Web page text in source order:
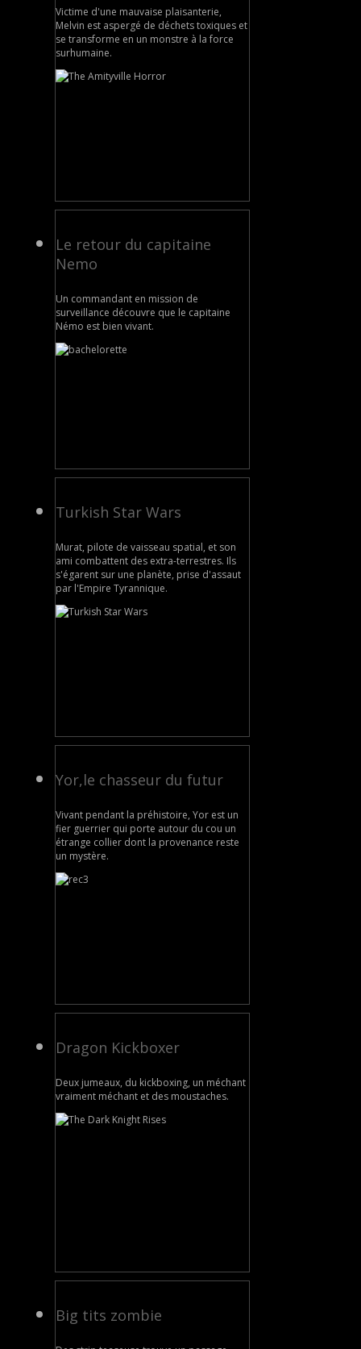
Victime d'une mauvaise plaisanterie,
Melvin est aspergé de déchets toxiques et
se transforme en un monstre à la force
surhumaine.
Le retour du capitaine
Nemo
Un commandant en mission de
surveillance découvre que le capitaine
Némo est bien vivant.
Turkish Star Wars
Murat, pilote de vaisseau spatial, et son
ami combattent des extra-terrestres. Ils
s'égarent sur une planète, prise d'assaut
par l'Empire Tyrannique.
Yor,le chasseur du futur
Vivant pendant la préhistoire, Yor est un
fier guerrier qui porte autour du cou un
étrange collier dont la provenance reste
un mystère.
Dragon Kickboxer
Deux jumeaux, du kickboxing, un méchant
vraiment méchant et des moustaches.
Big tits zombie